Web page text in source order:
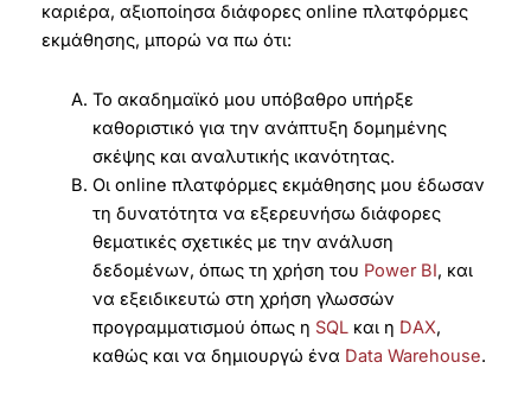
καριέρα, αξιοποίησα διάφορες online πλατφόρμες
εκμάθησης, μπορώ να πω ότι:
Το ακαδημαϊκό μου υπόβαθρο υπήρξε
καθοριστικό για την ανάπτυξη δομημένης
σκέψης και αναλυτικής ικανότητας.
Οι online πλατφόρμες εκμάθησης μου έδωσαν
τη δυνατότητα να εξερευνήσω διάφορες
θεματικές σχετικές με την ανάλυση
δεδομένων, όπως τη χρήση του Power BI, και
να εξειδικευτώ στη χρήση γλωσσών
προγραμματισμού όπως η SQL και η DAX,
καθώς και να δημιουργώ ένα Data Warehouse.